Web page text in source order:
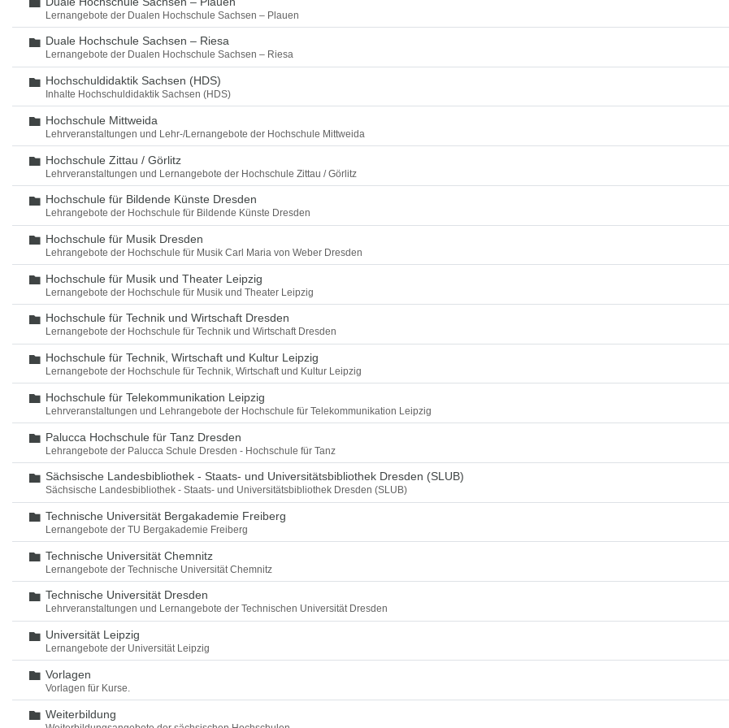
Lernangebote der Dualen Hochschule Sachsen – Plauen
Ordner
Duale Hochschule Sachsen – Riesa
Lernangebote der Dualen Hochschule Sachsen – Riesa
Ordner
Hochschuldidaktik Sachsen (HDS)
Inhalte Hochschuldidaktik Sachsen (HDS)
Ordner
Hochschule Mittweida
Lehrveranstaltungen und Lehr-/Lernangebote der Hochschule Mittweida
Ordner
Hochschule Zittau / Görlitz
Lehrveranstaltungen und Lernangebote der Hochschule Zittau / Görlitz
Ordner
Hochschule für Bildende Künste Dresden
Lehrangebote der Hochschule für Bildende Künste Dresden
Ordner
Hochschule für Musik Dresden
Lehrangebote der Hochschule für Musik Carl Maria von Weber Dresden
Ordner
Hochschule für Musik und Theater Leipzig
Lernangebote der Hochschule für Musik und Theater Leipzig
Ordner
Hochschule für Technik und Wirtschaft Dresden
Lernangebote der Hochschule für Technik und Wirtschaft Dresden
Ordner
Hochschule für Technik, Wirtschaft und Kultur Leipzig
Lernangebote der Hochschule für Technik, Wirtschaft und Kultur Leipzig
Ordner
Hochschule für Telekommunikation Leipzig
Lehrveranstaltungen und Lehrangebote der Hochschule für Telekommunikation Leipzig
Ordner
Palucca Hochschule für Tanz Dresden
Lehrangebote der Palucca Schule Dresden - Hochschule für Tanz
Ordner
Sächsische Landesbibliothek - Staats- und Universitätsbibliothek Dresden (SLUB)
Sächsische Landesbibliothek - Staats- und Universitätsbibliothek Dresden (SLUB)
Ordner
Technische Universität Bergakademie Freiberg
Lernangebote der TU Bergakademie Freiberg
Ordner
Technische Universität Chemnitz
Lernangebote der Technische Universität Chemnitz
Ordner
Technische Universität Dresden
Lehrveranstaltungen und Lernangebote der Technischen Universität Dresden
Ordner
Universität Leipzig
Lernangebote der Universität Leipzig
Ordner
Vorlagen
Vorlagen für Kurse.
Ordner
Weiterbildung